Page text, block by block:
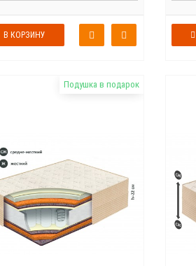
В КОРЗИНУ
Подушка в подарок